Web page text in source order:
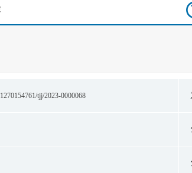
1270154761/tjj/2023-0000068